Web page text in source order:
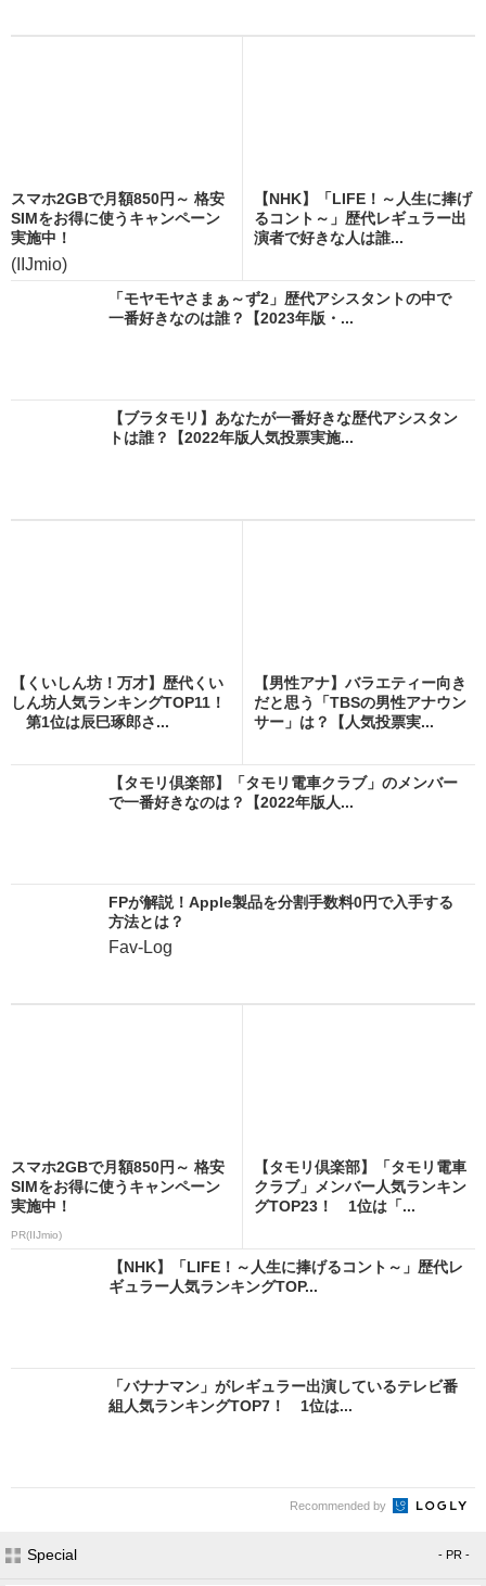
スマホ2GBで月額850円～ 格安
SIMをお得に使うキャンペーン
実施中！
(IIJmio)
【NHK】「LIFE！～人生に捧げ
るコント～」歴代レギュラー出
演者で好きな人は誰...
「モヤモヤさまぁ～ず2」歴代アシスタントの中で
一番好きなのは誰？【2023年版・...
【ブラタモリ】あなたが一番好きな歴代アシスタン
トは誰？【2022年版人気投票実施...
【くいしん坊！万才】歴代くい
しん坊人気ランキングTOP11！
第1位は辰巳琢郎さ...
【男性アナ】バラエティー向き
だと思う「TBSの男性アナウン
サー」は？【人気投票実...
【タモリ倶楽部】「タモリ電車クラブ」のメンバー
で一番好きなのは？【2022年版人...
FPが解説！Apple製品を分割手数料0円で入手する
方法とは？
Fav-Log
スマホ2GBで月額850円～ 格安
SIMをお得に使うキャンペーン
実施中！
PR(IIJmio)
【タモリ倶楽部】「タモリ電車
クラブ」メンバー人気ランキン
グTOP23！ 1位は「...
【NHK】「LIFE！～人生に捧げるコント～」歴代レ
ギュラー人気ランキングTOP...
「バナナマン」がレギュラー出演しているテレビ番
組人気ランキングTOP7！ 1位は...
Recommended by
Special - PR -